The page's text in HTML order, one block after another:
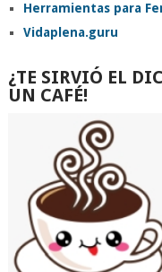
Herramientas para
Vidaplena.guru
¿TE SIRVIÓ EL
UN CAFÉ!